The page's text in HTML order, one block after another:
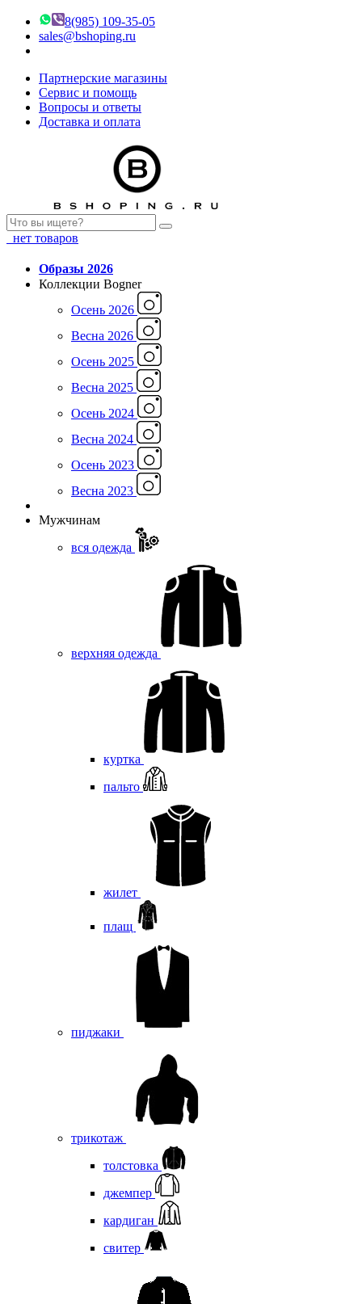
8(985) 109-35-05
sales@bshoping.ru
Партнерские магазины
Сервис и помощь
Вопросы и ответы
Доставка и оплата
нет товаров
Образы 2026
Коллекции Bogner
Осень 2026
Весна 2026
Осень 2025
Весна 2025
Осень 2024
Весна 2024
Осень 2023
Весна 2023
Мужчинам
вся одежда
верхняя одежда
куртка
пальто
жилет
плащ
пиджаки
трикотаж
толстовка
джемпер
кардиган
свитер